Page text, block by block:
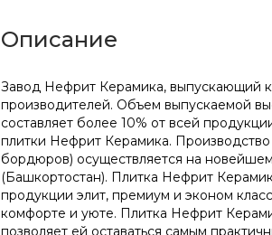
Описание
Завод Нефрит Керамика, выпускающий
производителей. Объем выпускаемой
составляет более 10% от всей
плитки Нефрит Керамика.
бордюров) осуществляется на
(Башкортостан). Плитка Нефрит
продукции элит, премиум и эконом
комфорте и уюте. Плитка Нефрит
позволяет ей оставаться самым